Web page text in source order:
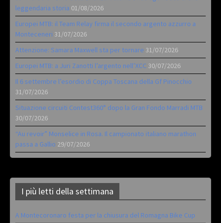
leggendaria storia 01/08/2026
Europei MTB: il Team Relay firma il secondo argento azzurro a
Monteceneri 31/07/2026
Attenzione: Samara Maxwell sta per tornare 31/07/2026
Europei MTB: a Juri Zanotti l’argento nell’XCC 30/07/2026
Il 6 settembre l’esordio di Coppa Toscana della Gf Pinocchio
31/07/2026
Situazione circuiti Contest360° dopo la Gran Fondo Marradi MTB
30/07/2026
“Au revoir” Monselice in Rosa. Il campionato italiano marathon
passa a Gallio 29/07/2026
I più letti della settimana
A Montecoronaro festa per la chiusura del Romagna Bike Cup